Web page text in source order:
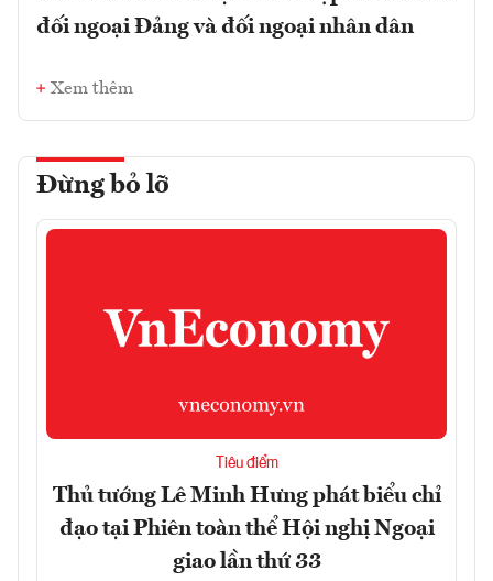
đối ngoại Đảng và đối ngoại nhân dân
Xem thêm
Đừng bỏ lỡ
Tiêu điểm
Thủ tướng Lê Minh Hưng phát biểu chỉ
đạo tại Phiên toàn thể Hội nghị Ngoại
giao lần thứ 33